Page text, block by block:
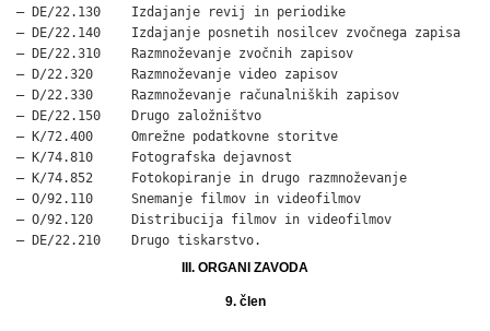
– DE/22.130    Izdajanje revij in periodike
– DE/22.140    Izdajanje posnetih nosilcev zvočnega zapisa
– DE/22.310    Razmnoževanje zvočnih zapisov
– D/22.320     Razmnoževanje video zapisov
– D/22.330     Razmnoževanje računalniških zapisov
– DE/22.150    Drugo založništvo
– K/72.400     Omrežne podatkovne storitve
– K/74.810     Fotografska dejavnost
– K/74.852     Fotokopiranje in drugo razmnoževanje
– O/92.110     Snemanje filmov in videofilmov
– O/92.120     Distribucija filmov in videofilmov
– DE/22.210    Drugo tiskarstvo.
III. ORGANI ZAVODA
9. člen